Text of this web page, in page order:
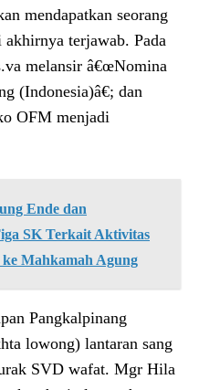
mendapatkan seorang
terjawab. Pada
melansir â€œNomina
(Indonesia)â€; dan
OFM menjadi
Ende dan
SK Terkait Aktivitas
Mahkamah Agung
Pangkalpinang
lowong) lantaran sang
SVD wafat. Mgr Hila